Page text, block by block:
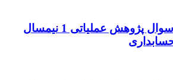
دانلود رایگان نمونه سوال پژوهش عملیاتی 1 نیمسال